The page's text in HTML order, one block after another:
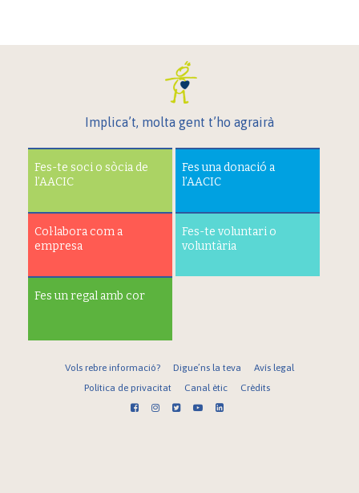
Implica’t, molta gent t’ho agrairà
Fes-te soci o sòcia de
l’AACIC
Fes una donació a
l’AACIC
Col·labora com a
empresa
Fes-te voluntari o
voluntària
Fes un regal amb cor
Vols rebre informació? Digue’ns la teva
Avís legal
Política de privacitat
Canal ètic Crèdits